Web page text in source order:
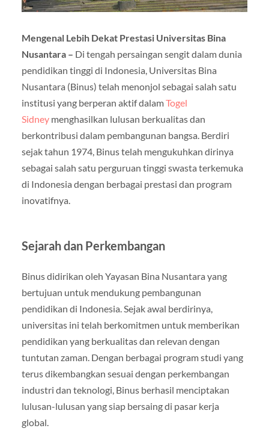
Mengenal Lebih Dekat Prestasi Universitas Bina
Nusantara – Di tengah persaingan sengit dalam dunia
pendidikan tinggi di Indonesia, Universitas Bina
Nusantara (Binus) telah menonjol sebagai salah satu
institusi yang berperan aktif dalamTogel
Sidneymenghasilkan lulusan berkualitas dan
berkontribusi dalam pembangunan bangsa. Berdiri
sejak tahun 1974, Binus telah mengukuhkan dirinya
sebagai salah satu perguruan tinggi swasta terkemuka
di Indonesia dengan berbagai prestasi dan program
inovatifnya.
Sejarah dan Perkembangan
Binus didirikan oleh Yayasan Bina Nusantara yang
bertujuan untuk mendukung pembangunan
pendidikan di Indonesia. Sejak awal berdirinya,
universitas ini telah berkomitmen untuk memberikan
pendidikan yang berkualitas dan relevan dengan
tuntutan zaman. Dengan berbagai program studi yang
terus dikembangkan sesuai dengan perkembangan
industri dan teknologi, Binus berhasil menciptakan
lulusan-lulusan yang siap bersaing di pasar kerja
global.